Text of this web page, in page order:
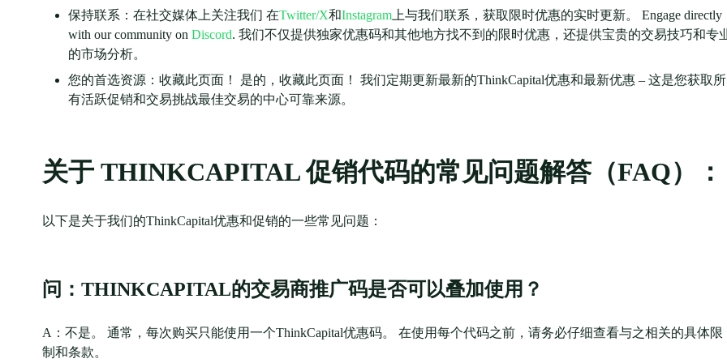
保持联系：在社交媒体上关注我们 在Twitter/X和Instagram上与我们联系，获取限时优惠的实时更新。 Engage directly
with our community on Discord. 我们不仅提供独家优惠码和其他地方找不到的限时优惠，还提供宝贵的交易技巧和专
的市场分析。
您的首选资源：收藏此页面！ 是的，收藏此页面！ 我们定期更新最新的ThinkCapital优惠和最新优惠 – 这是您获取所
有活跃促销和交易挑战最佳交易的中心可靠来源。
关于 THINKCAPITAL 促销代码的常见问题解答（FAQ）：
以下是关于我们的ThinkCapital优惠和促销的一些常见问题：
问：THINKCAPITAL的交易商推广码是否可以叠加使用？
A：不是。 通常，每次购买只能使用一个ThinkCapital优惠码。 在使用每个代码之前，请务必仔细查看与之相关的具体限
制和条款。